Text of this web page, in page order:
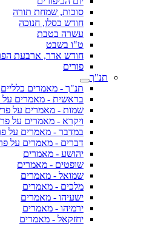
סוכות, שמחת תורה
חודש כסלו, חנוכה
עשרה בטבת
ט"ו בשבט
חודש אדר, ארבעת
פורים
תנ"ך
תנ"ך - מאמרים
בראשית - מאמרים
שמות - מאמרים על
ויקרא - מאמרים על
במדבר - מאמרים על
דברים - מאמרים על
יהושע - מאמרים
שופטים - מאמרים
שמואל - מאמרים
מלכים - מאמרים
ישעיהו - מאמרים
ירמיהו - מאמרים
יחזקאל - מאמרים